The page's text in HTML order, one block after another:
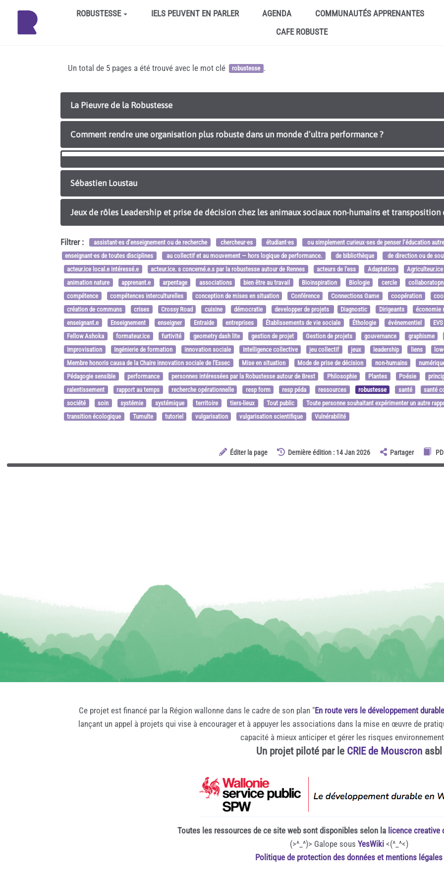
Aller au contenu principalROBUSTESSE IELS PEUVENT EN PARLER AGENDA
COMMUNAUTÉS APPRENANTES
CAFE ROBUSTE
Un total de 5 pages a été trouvé avec le mot clé robustesse .
La Pieuvre de la Robustesse
Comment rendre une organisation plus robuste dans un monde d’ultra performance ?
Sébastien Loustau
Jeux de rôles Leadership et prise de décision chez les animaux sociaux non-humains et
Filtrer : assistant·es d’enseignement ou de recherche chercheur·es étudiant·es
ou simplement curieux·ses de penser l’éducation
enseignant·es de toutes disciplines
au collectif et au mouvement — hors logique de performance. de bibliothèque
de direction ou de
acteur.ice local.e intéressé.e
acteur.ice. s concerné.e.s par la robustesse autour de Rennes acteurs de l'ess Adaptation
Agriculteur.ice
animation nature
apprenant.e arpentage associations bien être au travail Bioinspiration Biologie cercle
collaboratopn
compétence
compétences interculturelles conception de mises en situation Conférence Connections Game coopération
création de communs
crises Crossy Road cuisine démocratie developper de projets Diagnostic Dirigeants
économie
enseignant.e
Enseignement enseigner Entraide entreprises Établissements de vie sociale Éthologie événementiel
EVS
Fellow Ashoka
formateur.ice furtivité geometry dash lite gestion de projet Gestion de projets gouvernance
graphisme
Improvisation
Ingénierie de formation innovation sociale Intelligence collective jeu collectif jeux leadership liens
Membre honoris causa de la Chaire innovation sociale de l'Essec
Mise en situation Mode de prise de décision non-humains
Pédagogie sensible
performance personnes intéressées par la Robustesse autour de Brest Philosophie Plantes Poésie
ralentissement
rapport au temps recherche opérationnelle resp form resp péda ressources robustesse santé
santé
société
soin systémie systémique territoire tiers-lieux Tout public
Toute personne souhaitant expérimenter un autre
transition écologique
Tumulte tutoriel vulgarisation vulgarisation scientifique Vulnérabilité
Éditer la page Dernière édition : 14 Jan 2026 Partager
Ce projet est financé par la Région wallonne dans le cadre de son plan "En route vers le développement durable
lançant un appel à projets qui vise à encourager et à appuyer les associations dans la mise en œuvre de
capacité à mieux anticiper et gérer les risques
Un projet piloté par le CRIE de Mouscronasbl
Toutes les ressources de ce site web sont disponibles selon la licence creative
(>^_^)> Galope sous YesWiki<(^_^<)
Politique de protection des données et mentions légales